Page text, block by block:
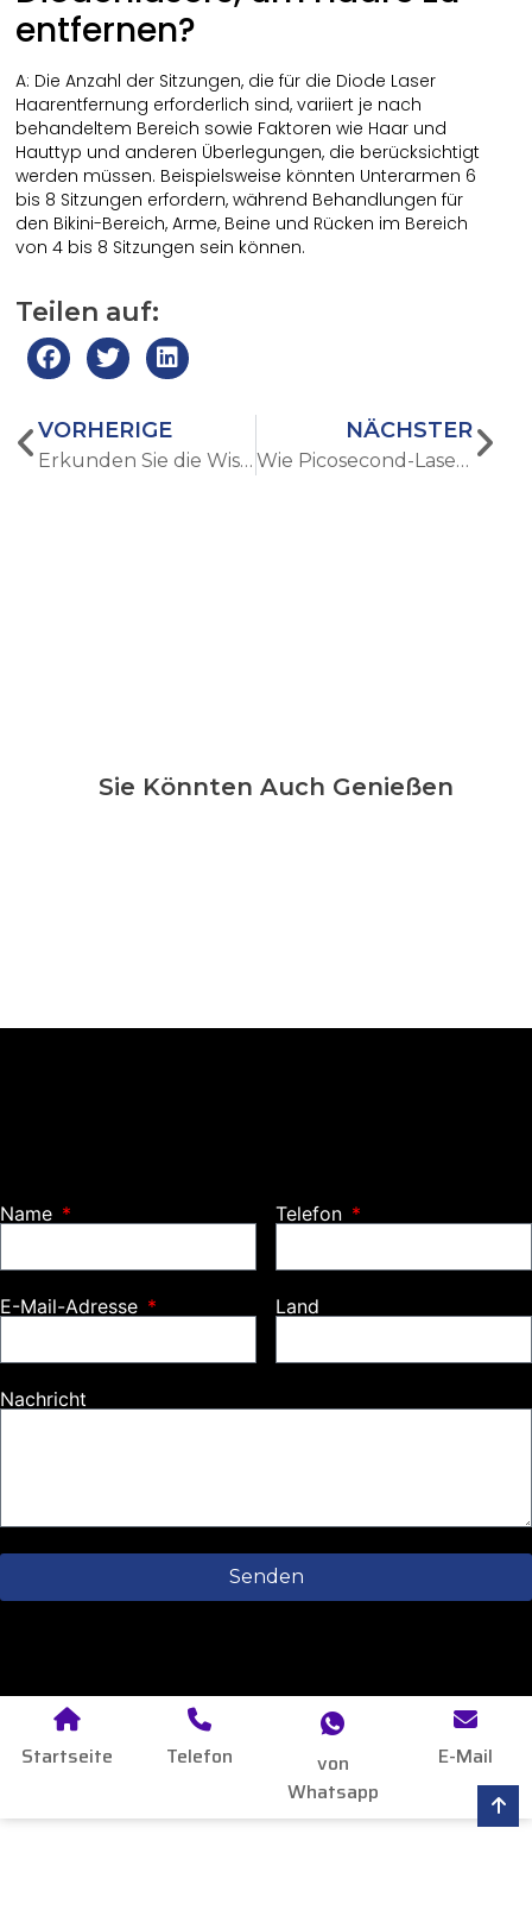
entfernen?
A: Die Anzahl der Sitzungen, die für die Diode Laser
Haarentfernung erforderlich sind, variiert je nach
behandeltem Bereich sowie Faktoren wie Haar und
Hauttyp und anderen Überlegungen, die berücksichtigt
werden müssen. Beispielsweise könnten Unterarmen 6
bis 8 Sitzungen erfordern, während Behandlungen für
den Bikini-Bereich, Arme, Beine und Rücken im Bereich
von 4 bis 8 Sitzungen sein können.
Teilen auf:
VORHERIGE
Erkunden Sie die Wissenschaft hinter hochintensiven fokussierten Ultraschallmaschinen
NÄCHSTER
Wie Picosecond-Laser die Straffung und Verjüngung der Haut verbessern
Sie Könnten Auch Genießen
Name Telefon
E-Mail-Adresse Land
Nachricht
Senden
Startseite Telefon
von
Whatsapp
E-Mail